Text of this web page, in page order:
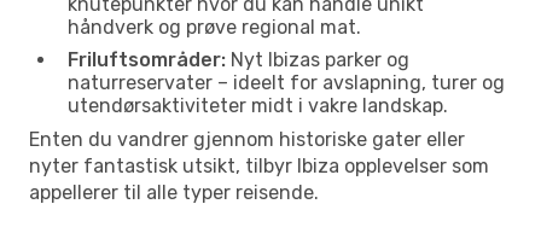
håndverk og prøve regional mat.
Friluftsområder: Nyt Ibizas parker og
naturreservater – ideelt for avslapning, turer og
utendørsaktiviteter midt i vakre landskap.
Enten du vandrer gjennom historiske gater eller
nyter fantastisk utsikt, tilbyr Ibiza opplevelser som
appellerer til alle typer reisende.